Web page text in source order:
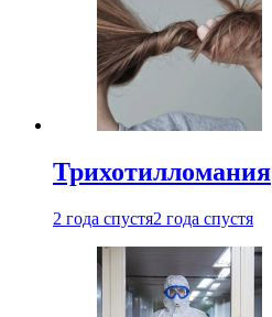
Трихотилломания
2 года спустя2 года спустя